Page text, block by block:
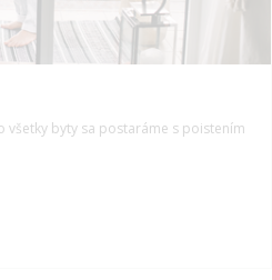
všetky byty sa postaráme s poistením